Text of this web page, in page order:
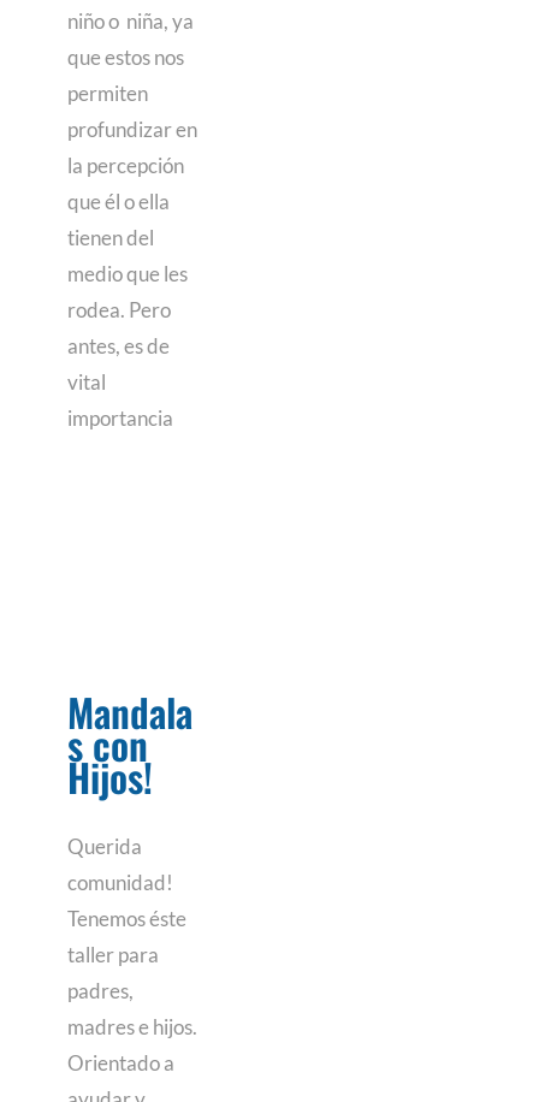
niño o niña, ya
que estos nos
permiten
profundizar en
la percepción
que él o ella
tienen del
medio que les
rodea. Pero
antes, es de
vital
importancia
Mandala
s con
Hijos!
Querida
comunidad!
Tenemos éste
taller para
padres,
madres e hijos.
Orientado a